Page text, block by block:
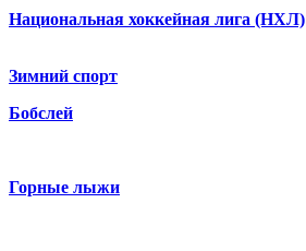
Национальная хоккейная лига (НХЛ)
Зимний спорт
Бобслей
Горные лыжи